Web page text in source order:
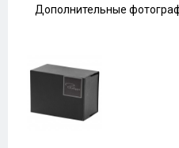
Дополнительные